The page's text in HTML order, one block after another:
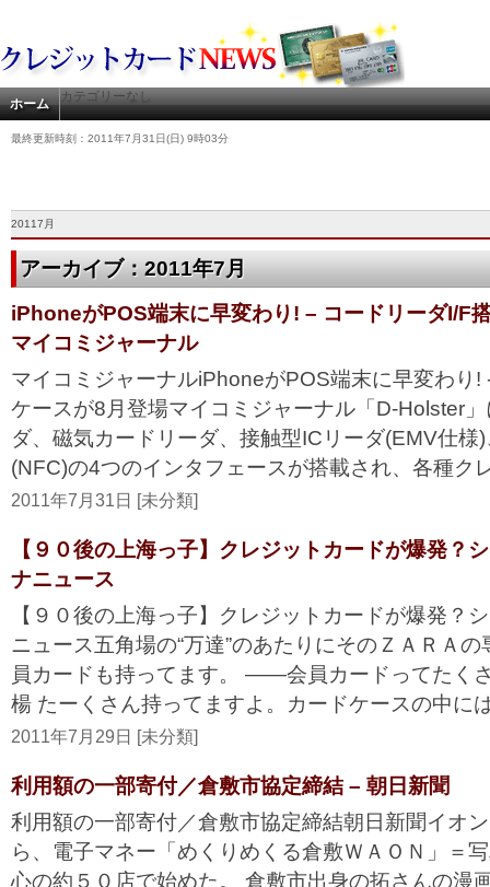
ホーム カテゴリーなし
最終更新時刻：2011年7月31日(日) 9時03分
20117月
アーカイブ：2011年7月
iPhoneがPOS端末に早変わり! – コードリーダI/F
マイコミジャーナル
マイコミジャーナルiPhoneがPOS端末に早変わり!
ケースが8月登場マイコミジャーナル「D-Holster
ダ、磁気カードリーダ、接触型ICリーダ(EMV仕様
(NFC)の4つのインタフェースが搭載され、各種ク
2011年7月31日 [未分類]
【９０後の上海っ子】クレジットカードが爆発？
ナニュース
【９０後の上海っ子】クレジットカードが爆発？
ニュース五角場の“万達”のあたりにそのＺＡＲＡ
員カードも持ってます。 ――会員カードってたく
楊 たーくさん持ってますよ。カードケースの中に
2011年7月29日 [未分類]
利用額の一部寄付／倉敷市協定締結 – 朝日新聞
利用額の一部寄付／倉敷市協定締結朝日新聞イオ
ら、電子マネー「めくりめくる倉敷ＷＡＯＮ」＝
心の約５０店で始めた。 倉敷市出身の拓さんの漫